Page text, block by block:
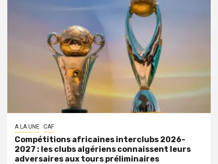
A LA UNE CAF
Compétitions africaines interclubs 2026-
2027 : les clubs algériens connaissent leurs
adversaires aux tours préliminaires